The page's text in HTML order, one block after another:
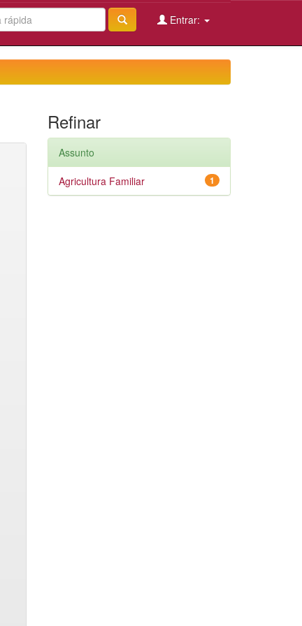
Entrar:
Refinar
Assunto
1
Agricultura Familiar